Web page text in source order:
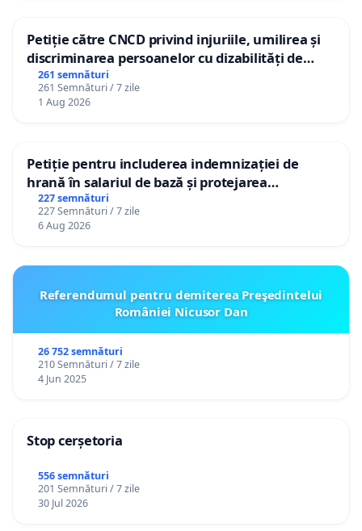
Petiție către CNCD privind injuriile, umilirea și
discriminarea persoanelor cu dizabilități de
către utilizatorul TikTok „Gorici”
261 semnături
261 Semnături / 7 zile
1 Aug 2026
Petiție pentru includerea indemnizației de
hrană în salariul de bază și protejarea
gradațiilor de vechime pentru asistenții
personali
227 semnături
227 Semnături / 7 zile
6 Aug 2026
Referendumul pentru demiterea Preşedintelui
României Nicusor Dan
26 752 semnături
210 Semnături / 7 zile
4 Jun 2025
Stop cerșetoria
556 semnături
201 Semnături / 7 zile
30 Jul 2026